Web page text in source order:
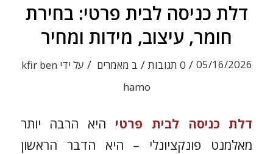
דלת כניסה לבית פרטי: בחירת
חומר, עיצוב, מידות ומחיר
05/16/2026
/ 0 תגובות / ב מאמרים / על ידי kfir ben
hamo
דלת כניסה לבית פרטי היא הרבה יותר
מאלמנט פונקציונלי – היא הדבר הראשון